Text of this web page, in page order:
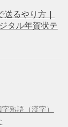
るやり方｜
タル年賀状テ
熟語（漢字）